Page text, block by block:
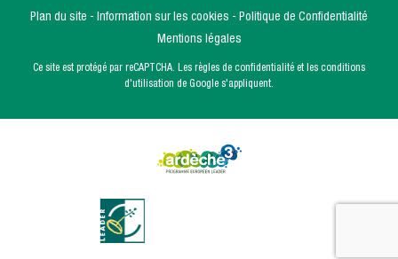
Plan du site Information sur les cookies
Politique de Confidentialité
Mentions légales
Ce site est protégé par reCAPTCHA. Les règles de confidentialité et les conditions
d'utilisation de Google s'appliquent.